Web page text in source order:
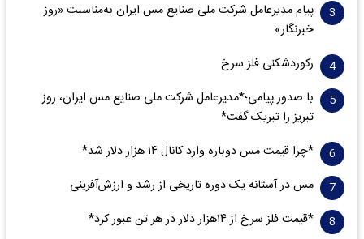
پیام مدیرعامل شرکت ملی صنایع مس ایران به‌مناسبت «روز
خبرنگار»
رکوردشکنی فلز سرخ
با صدور پیامی؛*مدیرعامل شرکت ملی صنایع مس ایران، روز
تبریز را تبریک گفت*
*چرا قیمت مس دوباره وارد کانال ۱۴ هزار دلار شد*
مس در آستانه یک دوره تاریخی از رشد و ارزش‌آفرینی
*قیمت فلز سرخ از ۱۴هزار دلار در هر تن عبور کرد*